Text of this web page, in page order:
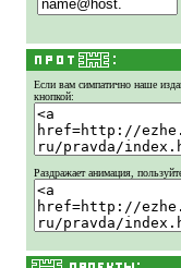
Если вам симпатично наше
кнопкой:
Раздражает анимация,